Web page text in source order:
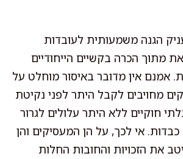
הגנה משמעותית לעובדות
מתוך הכרה בקשיים הייחודיים
אמנם אין מדובר באיסור מוחלט על
מחויבים לקבל היתר לפני נקיטת
חוקיים ללא היתר עלולים לגרור
אי לכך, על הן המעסיקים והן
את הזכויות והחובות החלות